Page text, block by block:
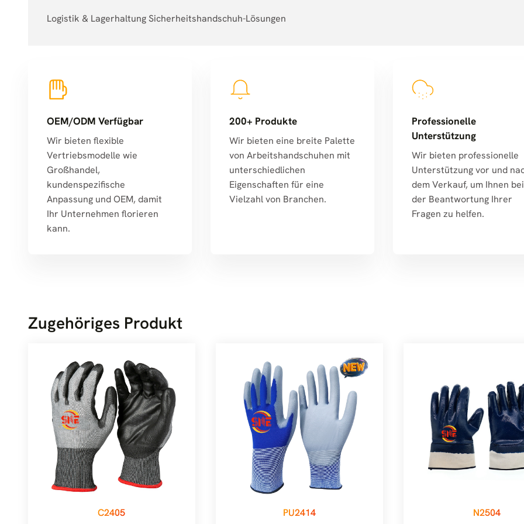
Logistik & Lagerhaltung Sicherheitshandschuh-Lösungen
OEM/ODM Verfügbar
Wir bieten flexible
Vertriebsmodelle wie
Großhandel,
kundenspezifische
Anpassung und OEM, damit
Ihr Unternehmen florieren
kann.
200+ Produkte
Wir bieten eine breite Palette
von Arbeitshandschuhen mit
unterschiedlichen
Eigenschaften für eine
Vielzahl von Branchen.
Professionelle
Unterstützung
Wir bieten professionelle
Unterstützung vor und
dem Verkauf, um Ihnen bei
der Beantwortung Ihrer
Fragen zu helfen.
Zugehöriges Produkt
C2405 PU2414 N2504